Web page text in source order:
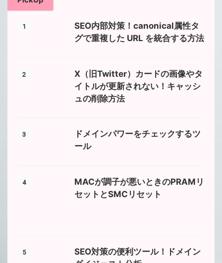
1
SEO内部対策！canonical属性タ
グで重複した URL を統合する方法
2
X（旧Twitter）カードの画像やタ
イトルが更新されない！キャッシ
ュの削除方法
3
ドメインパワーをチェックするツ
ール
4
MACが調子が悪いときのPRAMリ
セットとSMCリセット
5
SEO対策の便利ツール！ドメイン